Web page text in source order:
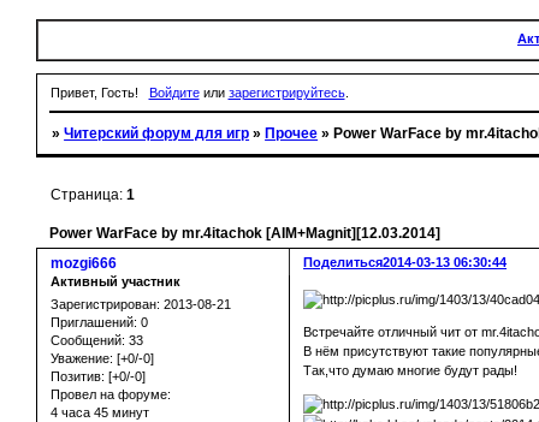
Привет, Гость! Войдитеили зарегистрируйтесь.
»Читерский форум для игр »Прочее »Power WarFace by
Power WarFace by mr.4itachok [AIM+Magnit][12.03.2014]
Страница:1
Поделиться2014-03-13 06:30:44
mozgi666
Активный участник
Зарегистрирован: 2013-08-21
Приглашений: 0
Сообщений: 33
Уважение: [+0/-0]
Позитив: [+0/-0]
Провел на форуме:
4 часа 45 минут
Встречайте отличный чит от
В нём присутствуют такие
Так,что думаю многие будут рады!